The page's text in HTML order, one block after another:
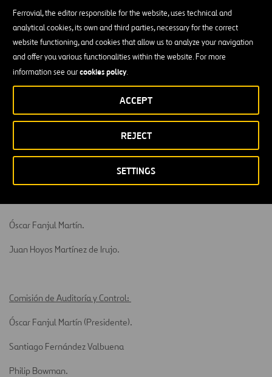
Ferrovial, the editor responsible for the website, uses technical and
analytical cookies, its own and third parties, necessary for the correct
website functioning, and cookies that allow us to analyze your navigation
and offer you various functionalities within the website. For more
information see ourcookies policy.
SETTINGS
REJECT
ACCEPT
Juan Hoyos Martínez de Irujo.
Gonzalo Urquijo Fernández de Araoz.
Ignacio Madridejos Fernández.
Dª. María del Pino y Calvo-Sotelo.
Óscar Fanjul Martín.
Juan Hoyos Martínez de Irujo.
Comisión de Auditoría y Control:
Óscar Fanjul Martín (Presidente).
Santiago Fernández Valbuena
Philip Bowman.